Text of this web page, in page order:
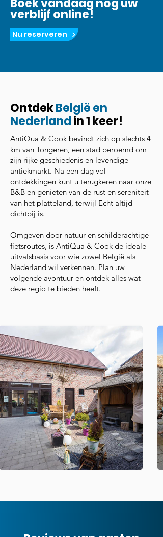
Boek vandaag nog uw
verblijf online!
Nu reserveren
OntdekBelgië en
Nederlandin 1 keer!
AntiQua & Cook bevindt zich op slechts 4
km van Tongeren, een stad beroemd om
zijn rijke geschiedenis en levendige
antiekmarkt. Na een dag vol
ontdekkingen kunt u terugkeren naar onze
B&B en genieten van de rust en sereniteit
van het platteland, terwijl Echt altijd
dichtbij is.
Omgeven door natuur en schilderachtige
fietsroutes, is AntiQua & Cook de ideale
uitvalsbasis voor wie zowel België als
Nederland wil verkennen. Plan uw
volgende avontuur en ontdek alles wat
deze regio te bieden heeft.